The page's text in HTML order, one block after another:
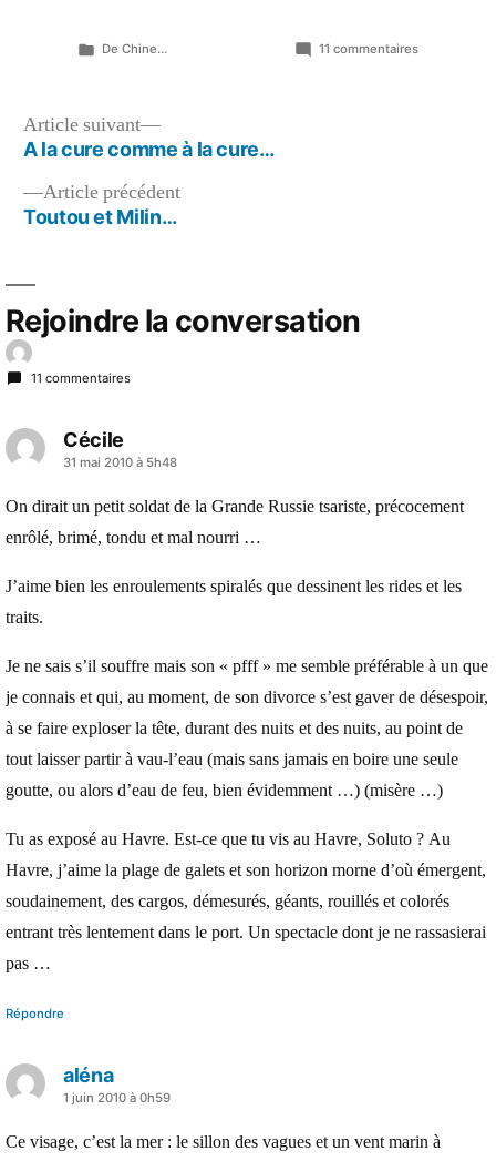
Publié
De Chine... 11 commentairessur
Navigation
de
l’article
Article précédentArticle
Toutou et Milin…
Article suivant
Article
suivant :
A la cure comme à la cure…
Rejoindre la conversation
11 commentaires
Cécile
a
dit :
31 mai 2010 à 5h48
On dirait un petit soldat de la Grande Russie tsariste, précocement
enrôlé, brimé, tondu et mal nourri …
J’aime bien les enroulements spiralés que dessinent les rides et les
traits.
Je ne sais s’il souffre mais son « pfff » me semble préférable à un que
je connais et qui, au moment, de son divorce s’est gaver de désespoir,
à se faire exploser la tête, durant des nuits et des nuits, au point de
tout laisser partir à vau-l’eau (mais sans jamais en boire une seule
goutte, ou alors d’eau de feu, bien évidemment …) (misère …)
Tu as exposé au Havre. Est-ce que tu vis au Havre, Soluto ? Au
Havre, j’aime la plage de galets et son horizon morne d’où émergent,
soudainement, des cargos, démesurés, géants, rouillés et colorés
entrant très lentement dans le port. Un spectacle dont je ne rassasierai
pas …
Répondre
aléna
a
dit :
1 juin 2010 à 0h59
Ce visage, c’est la mer : le sillon des vagues et un vent marin à